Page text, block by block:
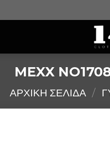
MEXX
ΑΡΧΙΚΉ ΣΕΛΊΔΑ /